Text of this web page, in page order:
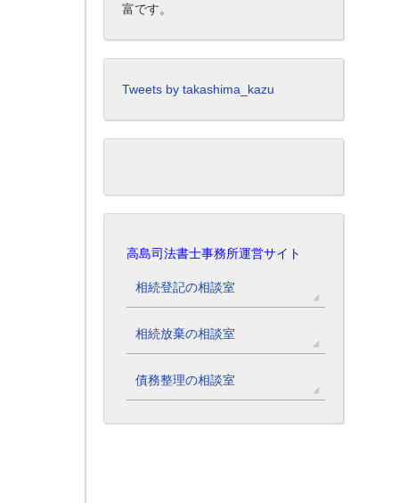
富です。
Tweets by takashima_kazu
高島司法書士事務所運営サイト
相続登記の相談室
相続放棄の相談室
債務整理の相談室